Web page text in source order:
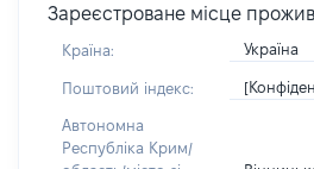
Зареєстроване місце
Країна: Україна
Поштовий індекс:
Автономна
Республіка Крим/